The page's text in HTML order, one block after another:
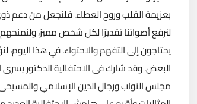
بعزيمة القلب وروح العطاء. فلنجعل من دعم
لنرفع أصواتنا تقديرًا لكل شخص مميز،
يحتاجون إلى التفهم والاحتواء. في هذا اليوم،
البعض. وقد شارك فى الاحتفالية الدكتور
مجلس النواب ورجال الدين الإسلامي